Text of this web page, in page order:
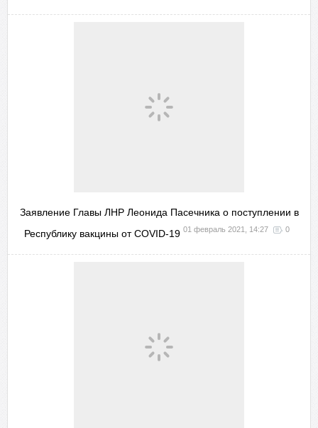
Заявление Главы ЛНР Леонида Пасечника о поступлении в
Республику вакцины от COVID-19 01 февраль 2021, 14:27 0